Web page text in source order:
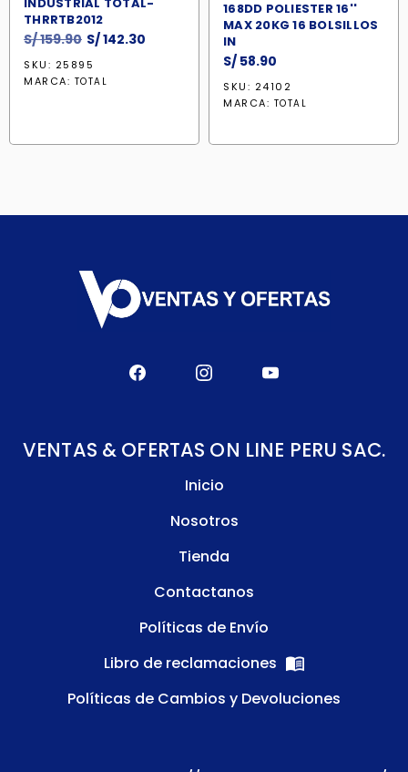
THRRTB2012
S/159.90 El
precio
original
S/142.30
SKU: 25895
MARCA: TOTAL
168DD POLIESTER 16''
MAX 20KG 16 BOLSILLOS
IN
S/ 58.90
SKU: 24102
MARCA: TOTAL
VENTAS & OFERTAS ON LINE PERU SAC.
Inicio
Nosotros
Tienda
Contactanos
Políticas de Envío
Libro de reclamaciones
Políticas de Cambios y Devoluciones